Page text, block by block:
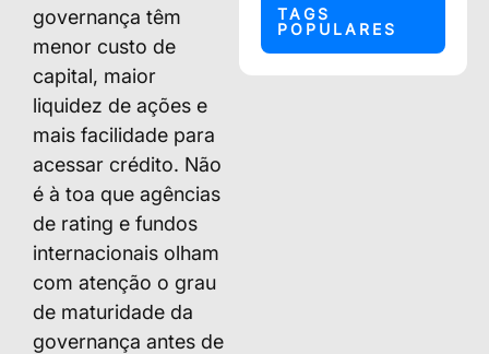
governança têm
menor custo de
capital, maior
liquidez de ações e
mais facilidade para
acessar crédito. Não
é à toa que agências
de rating e fundos
internacionais olham
com atenção o grau
de maturidade da
governança antes de
TAGS
POPULARES